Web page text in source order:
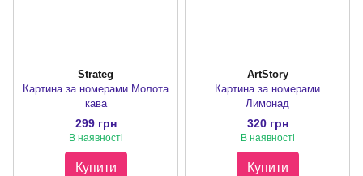
Strateg
Картина за номерами Молота
кава
299 грн
В наявності
Купити
ArtStory
Картина за номерами
Лимонад
320 грн
В наявності
Купити